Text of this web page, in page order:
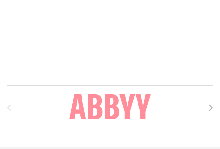
Brands Carousel